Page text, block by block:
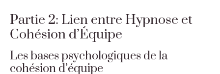
Partie 2: Lien entre Hypnose et
Cohésion d’Équipe
Les bases psychologiques de la
cohésion d’équipe